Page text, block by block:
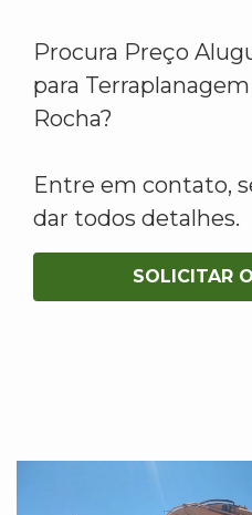
Procura Preço
para
Rocha?
Entre em contato,
dar todos detalhes.
SOLICITAR